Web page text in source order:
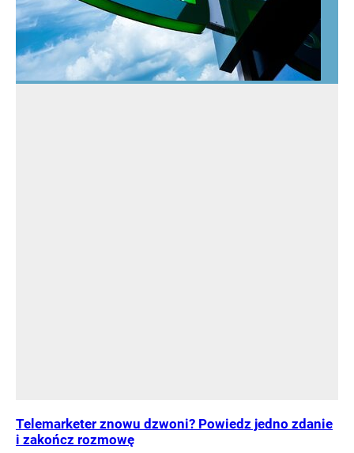
Telemarketer znowu dzwoni? Powiedz jedno zdanie
i zakończ rozmowę